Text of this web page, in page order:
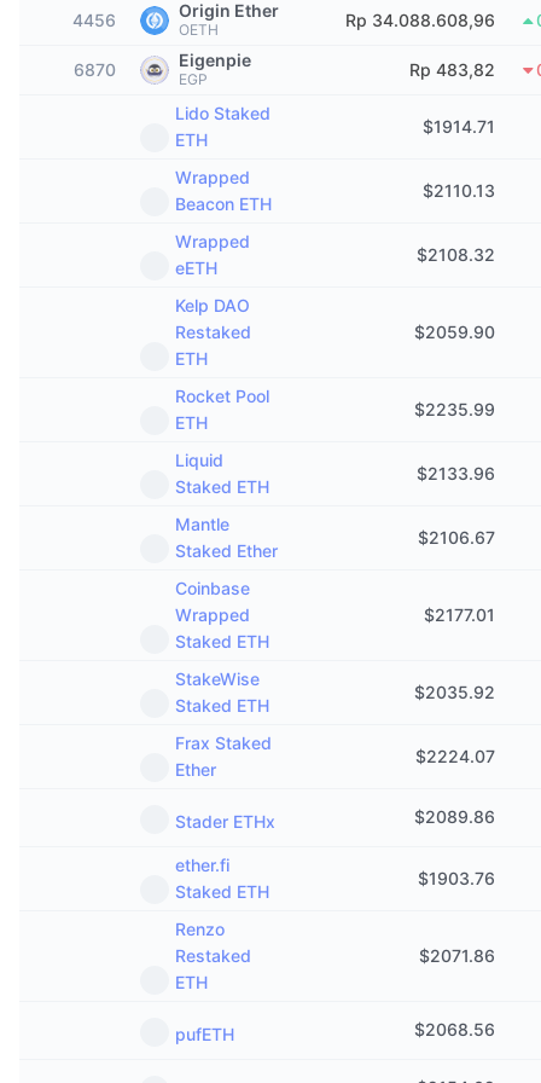
Sedang Tren
Baru
Penjualan Mendatang
ETF Kripto
ETF Bitcoin
ETF Ethereum
Tingkat Pendanaan
CMC MCP
Hadiah Berlian
Belajar & Dapatkan
Kalender ICO
Kalender Event
4456 Origin Ether
OETH Rp 34.088.608,96
6870 Eigenpie
EGP Rp 483,82
Lido Staked
ETH
$1914.71
Wrapped
Beacon ETH
$2110.13
Wrapped
eETH
$2108.32
Kelp DAO
Restaked
ETH
$2059.90
Rocket Pool
ETH
$2235.99
Liquid
Staked ETH
$2133.96
Mantle
Staked Ether
$2106.67
Coinbase
Wrapped
Staked ETH
$2177.01
StakeWise
Staked ETH
$2035.92
Frax Staked
Ether
$2224.07
Stader ETHx $2089.86
ether.fi
Staked ETH
$1903.76
Renzo
Restaked
ETH
$2071.86
pufETH $2068.56